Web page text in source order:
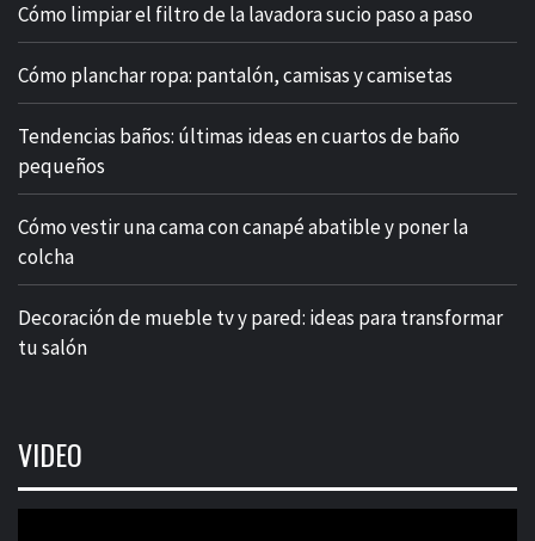
Cómo limpiar el filtro de la lavadora sucio paso a paso
Cómo planchar ropa: pantalón, camisas y camisetas
Tendencias baños: últimas ideas en cuartos de baño
pequeños
Cómo vestir una cama con canapé abatible y poner la
colcha
Decoración de mueble tv y pared: ideas para transformar
tu salón
VIDEO